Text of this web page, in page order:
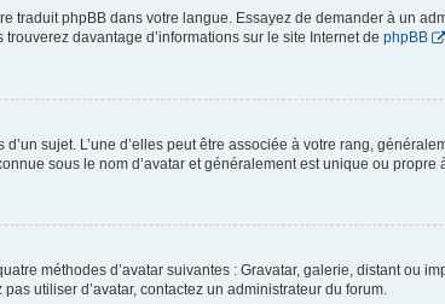
traduit phpBB dans votre langue. Essayez de demander à un
davantage d’informations sur le site Internet de phpBB
sujet. L’une d’elles peut être associée à votre rang,
sous le nom d’avatar et généralement est unique ou propre
méthodes d’avatar suivantes : Gravatar, galerie, distant ou
utiliser d’avatar, contactez un administrateur du forum.